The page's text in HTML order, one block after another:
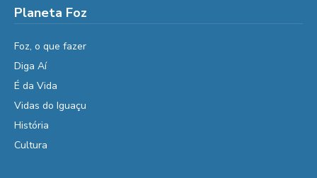
Planeta Foz
Foz, o que fazer
Diga Aí
É da Vida
Vidas do Iguaçu
História
Cultura